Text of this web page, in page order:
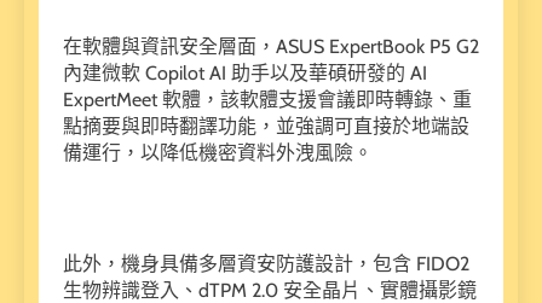
在軟體與資訊安全層面，ASUS ExpertBook P5 G2
內建微軟 Copilot AI 助手以及華碩研發的 AI
ExpertMeet 軟體，該軟體支援會議即時轉錄、重
點摘要與即時翻譯功能，並強調可直接於地端設
備運行，以降低機密資料外洩風險。
此外，機身具備多層資安防護設計，包含 FIDO2
生物辨識登入、dTPM 2.0 安全晶片、實體攝影鏡